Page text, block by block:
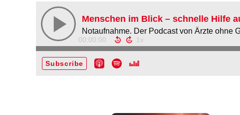
Menschen im Blick – schnelle Hilfe
Notaufnahme. Der Podcast von Ärzte ohne
00:00:00
Subscribe